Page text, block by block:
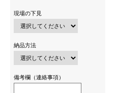
現場の下見
納品方法
備考欄（連絡事項）